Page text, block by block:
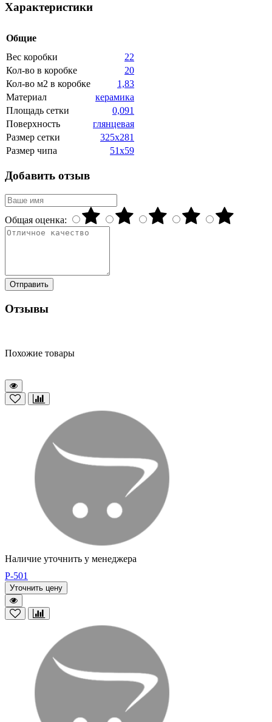
Характеристики
Общие
Вес коробки
22
Кол-во в коробке
20
Кол-во м2 в коробке
1,83
Материал
керамика
Площадь сетки
0,091
Поверхность
глянцевая
Размер сетки
325x281
Размер чипа
51x59
Добавить отзыв
Общая оценка:
Отправить
Отзывы
Похожие товары
Наличие уточнить у менеджера
P-501
Уточнить цену